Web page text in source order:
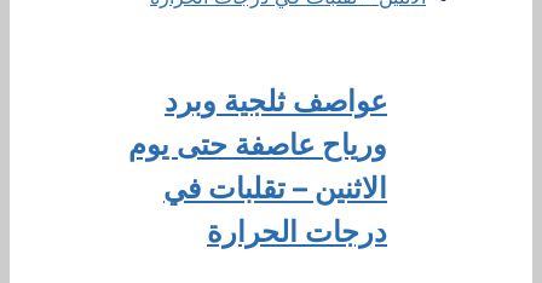
عواصف ثلجية وبرد
ورياح عاصفة حتى يوم
الاثنين – تقلبات في
درجات الحرارة